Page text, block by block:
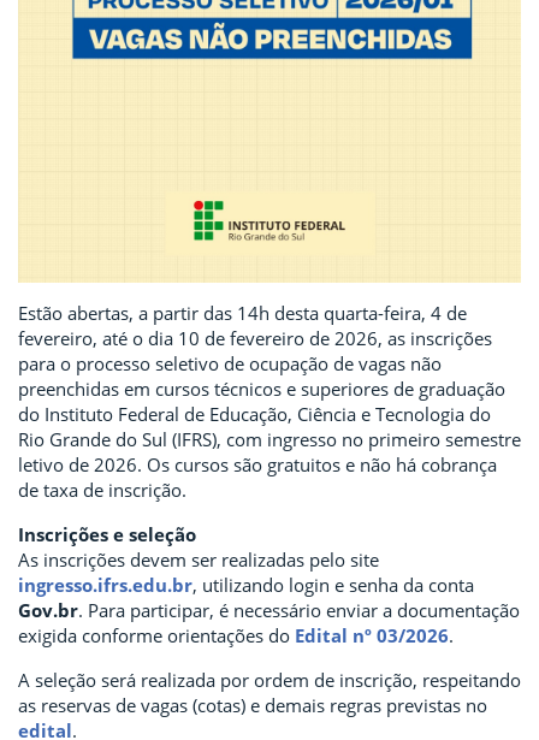
Estão abertas, a partir das 14h desta quarta-feira, 4 de
fevereiro, até o dia 10 de fevereiro de 2026, as inscrições
para o processo seletivo de ocupação de vagas não
preenchidas em cursos técnicos e superiores de graduação
do Instituto Federal de Educação, Ciência e Tecnologia do
Rio Grande do Sul (IFRS), com ingresso no primeiro semestre
letivo de 2026. Os cursos são gratuitos e não há cobrança
de taxa de inscrição.
Inscrições e seleção
As inscrições devem ser realizadas pelo site
ingresso.ifrs.edu.br, utilizando login e senha da conta
Gov.br. Para participar, é necessário enviar a documentação
exigida conforme orientações do Edital nº 03/2026.
A seleção será realizada por ordem de inscrição, respeitando
as reservas de vagas (cotas) e demais regras previstas no
edital.